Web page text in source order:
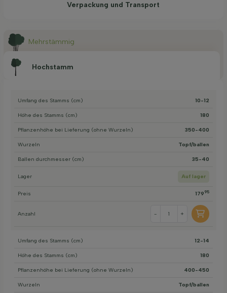
Verpackung und Transport
Hochstamm
Mehrstämmig
Umfang des Stamms (cm) 10-12
Höhe des Stamms (cm) 180
Pflanzenhöhe bei Lieferung (ohne Wurzeln) 350-400
Wurzeln Topf/ballen
Ballen durchmesser (cm) 35-40
Lager Auf lager
Preis 179 95
Anzahl - +
Umfang des Stamms (cm) 12-14
Höhe des Stamms (cm) 180
Pflanzenhöhe bei Lieferung (ohne Wurzeln) 400-450
Wurzeln Topf/ballen